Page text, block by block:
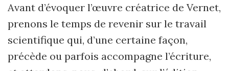
Avant d’évoquer l’œuvre créatrice de Vernet,
prenons le temps de revenir sur le travail
scientifique qui, d’une certaine façon,
précède ou parfois accompagne l’écriture,